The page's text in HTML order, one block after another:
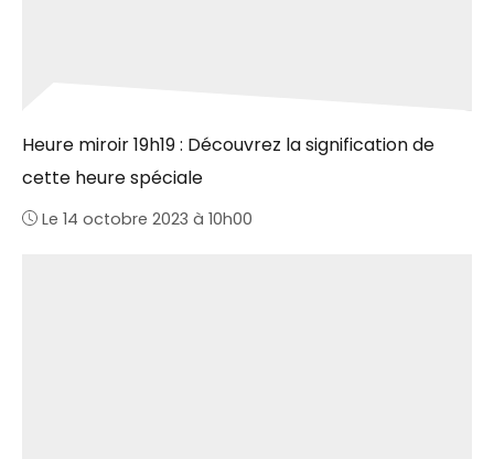
Heure miroir 19h19 : Découvrez la signification de
cette heure spéciale
Le 14 octobre 2023 à 10h00